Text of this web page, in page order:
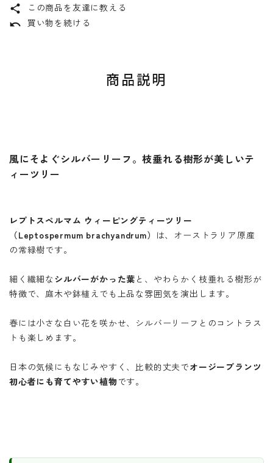
share
この商品を友達に教える
undo 買い物を続ける
商品説明
風にそよぐシルバーリーフ。枝垂れる樹形が美しいテ
ィーツリー
レプトスペルマム ウィーピングティーツリー
（Leptospermum brachyandrum） は、オーストラリア原産
の常緑樹です。
細く繊細な シルバーがかった葉 と、やわらかく枝垂れる樹形が
特徴で、庭木や鉢植えでも上品な雰囲気を演出します。
春には小さな白い花を咲かせ、シルバーリーフとのコントラス
トも楽しめます。
日本の気候にもなじみやすく、比較的丈夫でオージープランツ
初心者にも育てやすい植物 です。